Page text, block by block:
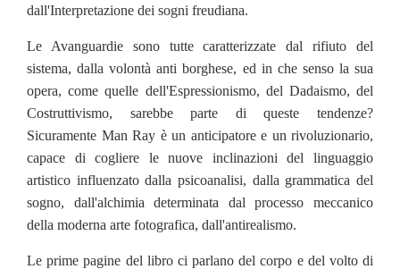
dall'Interpretazione dei sogni freudiana.
Le Avanguardie sono tutte caratterizzate dal rifiuto del
sistema, dalla volontà anti borghese, ed in che senso la sua
opera, come quelle dell'Espressionismo, del Dadaismo, del
Costruttivismo, sarebbe parte di queste tendenze?
Sicuramente Man Ray è un anticipatore e un rivoluzionario,
capace di cogliere le nuove inclinazioni del linguaggio
artistico influenzato dalla psicoanalisi, dalla grammatica del
sogno, dall'alchimia determinata dal processo meccanico
della moderna arte fotografica, dall'antirealismo.
Le prime pagine del libro ci parlano del corpo e del volto di